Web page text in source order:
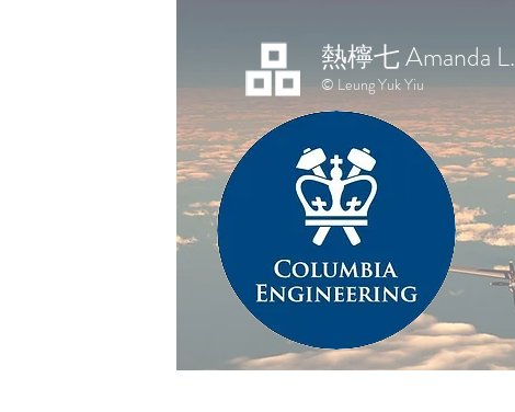
熱檸七 Amanda L.
© Leung Yuk Yiu